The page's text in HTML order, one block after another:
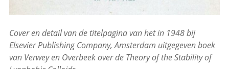
Cover en detail van de titelpagina van het in 1948 bij
Elsevier Publishing Company, Amsterdam uitgegeven boek
van Verwey en Overbeek over de Theory of the Stability of